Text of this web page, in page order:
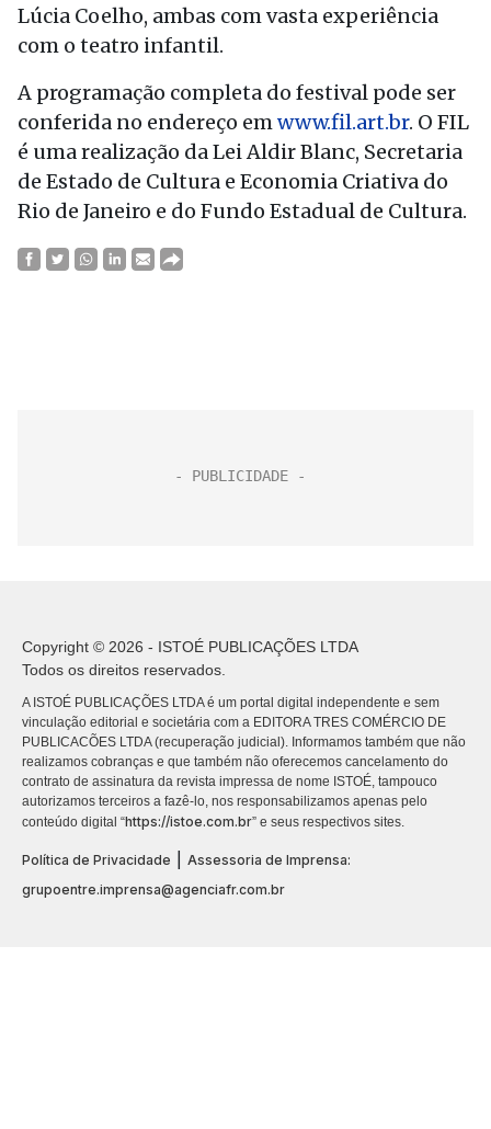
Lúcia Coelho, ambas com vasta experiência
com o teatro infantil.
A programação completa do festival pode ser
conferida no endereço emwww.fil.art.br. O FIL
é uma realização da Lei Aldir Blanc, Secretaria
de Estado de Cultura e Economia Criativa do
Rio de Janeiro e do Fundo Estadual de Cultura.
Copyright © 2026 - ISTOÉ PUBLICAÇÕES LTDA
Todos os direitos reservados.
A ISTOÉ PUBLICAÇÕES LTDA é um portal digital independente e sem
vinculação editorial e societária com a EDITORA TRES COMÉRCIO DE
PUBLICACÕES LTDA (recuperação judicial). Informamos também que não
realizamos cobranças e que também não oferecemos cancelamento do
contrato de assinatura da revista impressa de nome ISTOÉ, tampouco
autorizamos terceiros a fazê-lo, nos responsabilizamos apenas pelo
conteúdo digital “https://istoe.com.br” e seus respectivos sites.
Política de Privacidade
Assessoria de Imprensa:
grupoentre.imprensa@agenciafr.com.br